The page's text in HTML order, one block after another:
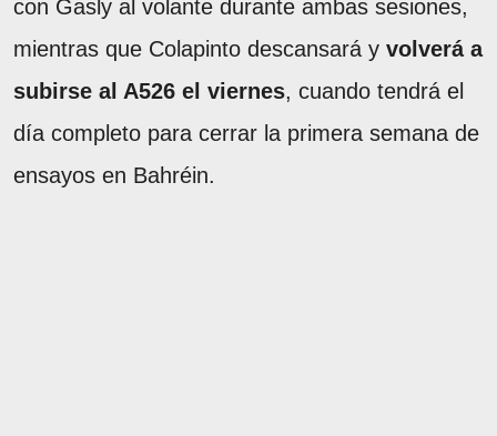
con Gasly al volante durante ambas sesiones,
mientras que Colapinto descansará y volverá a
subirse al A526 el viernes, cuando tendrá el
día completo para cerrar la primera semana de
ensayos en Bahréin.